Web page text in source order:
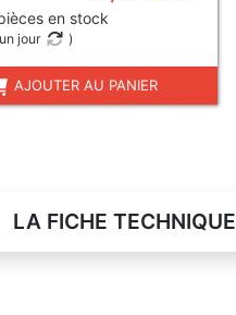
en stock
jour )
AJOUTER AU PANIER
LA FICHE TECHNIQUE